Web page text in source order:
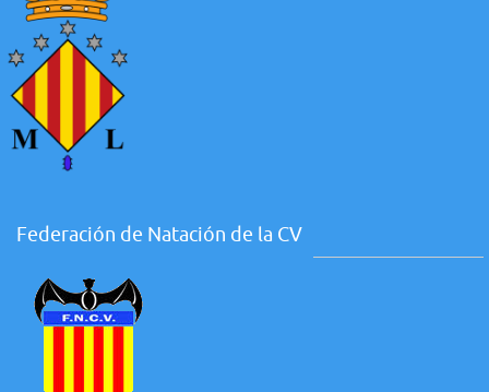
Federación de Natación de la CV